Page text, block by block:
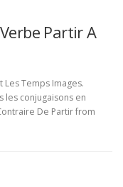
Partir A
Temps Images.
les conjugaisons en
De Partir from